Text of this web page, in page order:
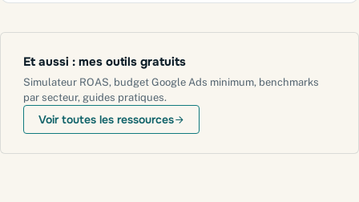
Et aussi : mes outils gratuits
Simulateur ROAS, budget Google Ads minimum, benchmarks
par secteur, guides pratiques.
Voir toutes les ressources